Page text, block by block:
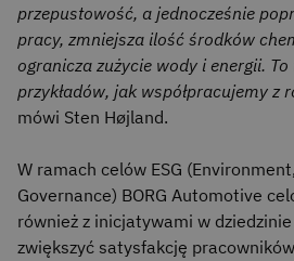
przepustowość, a jednocześnie
pracy, zmniejsza ilość środków
ogranicza zużycie wody i energii.
przykładów, jak współpracujemy z
mówi Sten Højland.
W ramach celów ESG
Governance) BORG Automotive
również z inicjatywami w dziedzinie
zwiększyć satysfakcję